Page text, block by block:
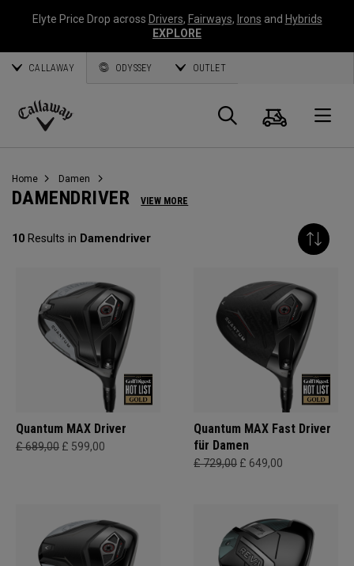
Elyte Price Drop across Drivers, Fairways, Irons and Hybrids
EXPLORE
CALLAWAY ODYSSEY OUTLET
Callaway
Suche
Home Damen
DAMENDRIVER VIEW MORE
10 Results in Damendriver
Quantum MAX Driver
£ 689,00 £ 599,00
Quantum MAX Fast Driver
für Damen
£ 729,00 £ 649,00